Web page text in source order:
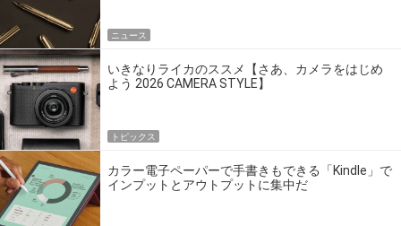
ニュース
いきなりライカのススメ【さあ、カメラをはじめ
よう 2026 CAMERA STYLE】
トピックス
カラー電子ペーパーで手書きもできる「Kindle」で
インプットとアウトプットに集中だ